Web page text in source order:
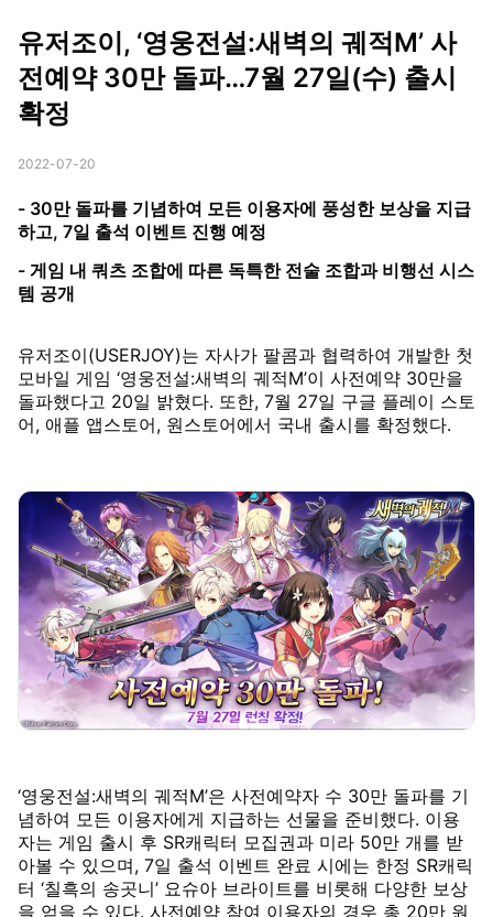
유저조이, ‘영웅전설:새벽의 궤적M’ 사
전예약 30만 돌파…7월 27일(수) 출시
확정
2022-07-20
- 30만 돌파를 기념하여 모든 이용자에 풍성한 보상을 지급
하고, 7일 출석 이벤트 진행 예정
- 게임 내 쿼츠 조합에 따른 독특한 전술 조합과 비행선 시스
템 공개
유저조이(USERJOY)는 자사가 팔콤과 협력하여 개발한 첫
모바일 게임 ‘영웅전설:새벽의 궤적M’이 사전예약 30만을
돌파했다고 20일 밝혔다. 또한, 7월 27일 구글 플레이 스토
어, 애플 앱스토어, 원스토어에서 국내 출시를 확정했다.
‘영웅전설:새벽의 궤적M’은 사전예약자 수 30만 돌파를 기
념하여 모든 이용자에게 지급하는 선물을 준비했다. 이용
자는 게임 출시 후 SR캐릭터 모집권과 미라 50만 개를 받
아볼 수 있으며, 7일 출석 이벤트 완료 시에는 한정 SR캐릭
터 ‘칠흑의 송곳니’ 요슈아 브라이트를 비롯해 다양한 보상
을 얻을 수 있다. 사전예약 참여 이용자의 경우 총 20만 원